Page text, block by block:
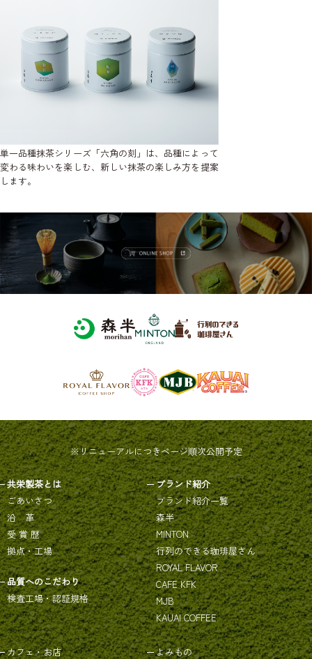
単一品種抹茶シリーズ「六角の刻」は、品種によって
変わる味わいを楽しむ、新しい抹茶の楽しみ方を提案
します。
※リニューアルにつきページ順次公開予定
共栄製茶とは
ごあいさつ
沿 革
受 賞 歴
拠点・工場
品質へのこだわり
検査工場・認証規格
ブランド紹介
ブランド紹介一覧
森半
MINTON
行列のできる珈琲屋さん
ROYAL FLAVOR
CAFE KFK
MJB
KAUAI COFFEE
カフェ・お店
よみもの